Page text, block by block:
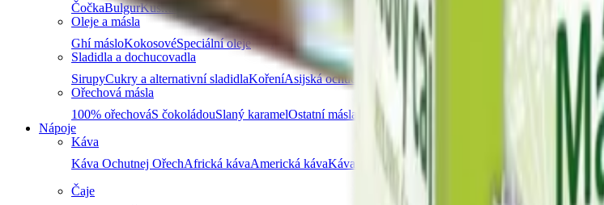
ČočkaBulgurKuskusTěstoviny
Oleje a másla
Ghí másloKokosovéSpeciální oleje
Další kategorie
Sladidla a dochucovadla
SirupyCukry a alternativní sladidlaKořeníAsijská ochucovadla
Další kategorie
Ořechová másla
100% ořechováS čokoládouSlaný karamelOstatní másla a pasty
Další kategorie
Nápoje
Káva
Káva Ochutnej OřechAfrická kávaAmerická kávaKáva na espresso Značková káva
Další kategorie
Čaje